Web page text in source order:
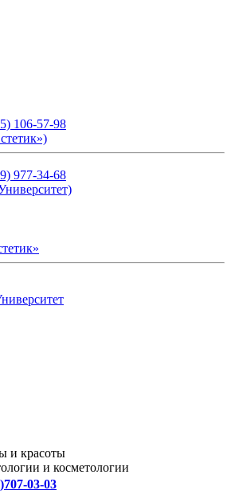
106-57-98
977-34-68
и красоты
и косметологии
03-03